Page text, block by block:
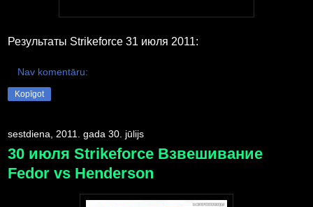
Результаты Strikeforce 31 июля 2011:
Nav komentāru:
Kopīgot
sestdiena, 2011. gada 30. jūlijs
30 июля Strikeforce Взвешивание
Fedor vs Henderson